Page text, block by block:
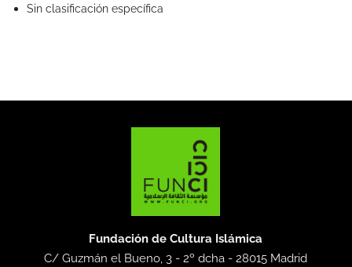
Sin clasificación específica
Fundación de Cultura Islámica
C/ Guzmán el Bueno, 3 - 2º dcha -28015 Madrid